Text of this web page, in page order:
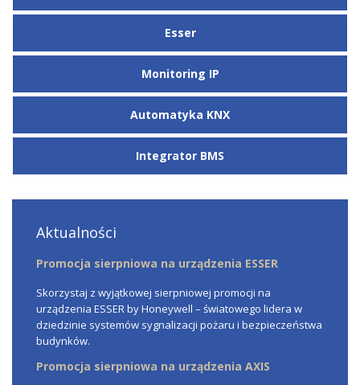
Esser
Monitoring IP
Automatyka KNX
Integrator BMS
Aktualności
Promocja sierpniowa na urządzenia ESSER
Skorzystaj z wyjątkowej sierpniowej promocji na
urządzenia ESSER by Honeywell – światowego lidera w
dziedzinie systemów sygnalizacji pożaru i bezpieczeństwa
budynków.
Promocja sierpniowa na urządzenia AXIS